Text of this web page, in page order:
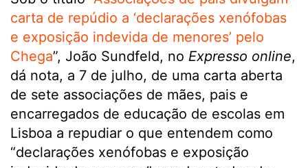
carta de repúdio a ‘declarações xenófobas
e exposição indevida de menores’ pelo
Chega”, João Sundfeld, no Expresso online,
dá nota, a 7 de julho, de uma carta aberta
de sete associações de mães, pais e
encarregados de educação de escolas em
Lisboa a repudiar o que entendem como
“declarações xenófobas e exposição